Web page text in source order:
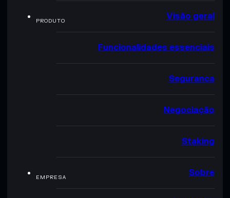
PRODUTO Visão geral
Funcionalidades essenciais
Segurança
Negociação
Staking
EMPRESA Sobre